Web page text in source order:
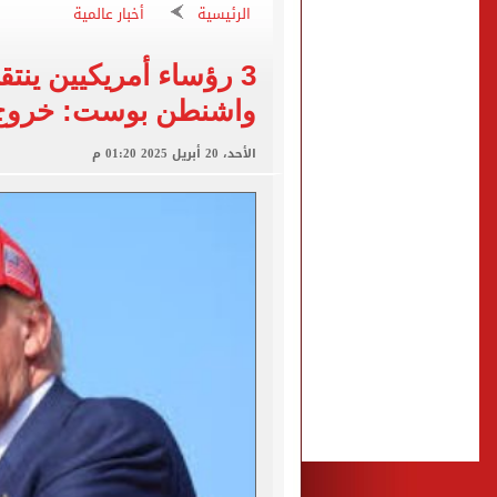
سيناتور جمهوري يدعو
الرئيس السيسى وملك
الرئيس السيسى وملك
الرئيس السيسى: أمن
الرئيسية أخبار عالمية
3 رؤساء أمريكيين
واشنطن بوست: خروج
الأحد، 20 أبريل 2025 01:20 م